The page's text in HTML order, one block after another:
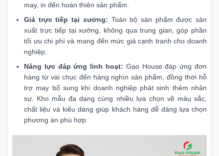
may, in đến hoàn thiện sản phẩm.
Giá trực tiếp tại xưởng: Toàn bộ sản phẩm được sản
xuất trực tiếp tại xưởng, không qua trung gian, góp phần
tối ưu chi phí và mang đến mức giá cạnh tranh cho doanh
nghiệp.
Năng lực đáp ứng linh hoạt: Gạo House đáp ứng đơn
hàng từ vài chục đến hàng nghìn sản phẩm, đồng thời hỗ
trợ may bổ sung khi doanh nghiệp phát sinh thêm nhân
sự. Kho mẫu đa dạng cùng nhiều lựa chọn về màu sắc,
chất liệu và kiểu dáng giúp khách hàng dễ dàng lựa chọn
phương án phù hợp.